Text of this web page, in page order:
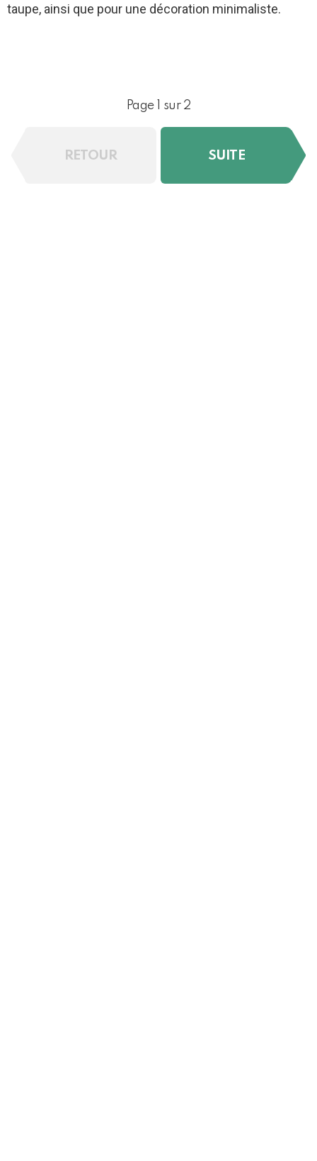
taupe, ainsi que pour une décoration minimaliste.
Page 1 sur 2
RETOUR SUITE